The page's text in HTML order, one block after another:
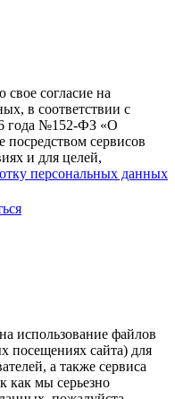
согласие на
в соответствии с
года №152-ФЗ «О
сервисов
и для целей,
персональных данных
использование файлов
сайта) для
а также сервиса
как мы серьезно